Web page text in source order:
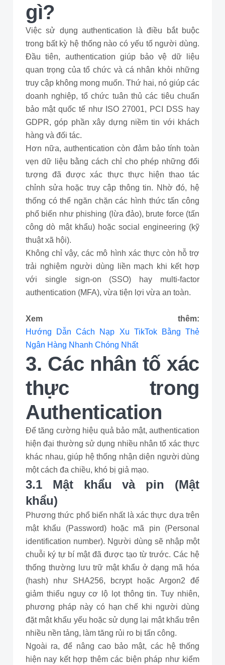
gì?
Việc sử dụng authentication là điều bắt buộc
trong bất kỳ hệ thống nào có yếu tố người dùng.
Đầu tiên, authentication giúp bảo vệ dữ liệu
quan trọng của tổ chức và cá nhân khỏi những
truy cập không mong muốn. Thứ hai, nó giúp các
doanh nghiệp, tổ chức tuân thủ các tiêu chuẩn
bảo mật quốc tế như ISO 27001, PCI DSS hay
GDPR, góp phần xây dựng niềm tin với khách
hàng và đối tác.
Hơn nữa, authentication còn đảm bảo tính toàn
vẹn dữ liệu bằng cách chỉ cho phép những đối
tượng đã được xác thực thực hiện thao tác
chỉnh sửa hoặc truy cập thông tin. Nhờ đó, hệ
thống có thể ngăn chặn các hình thức tấn công
phổ biến như phishing (lừa đảo), brute force (tấn
công dò mật khẩu) hoặc social engineering (kỹ
thuật xã hội).
Không chỉ vậy, các mô hình xác thực còn hỗ trợ
trải nghiệm người dùng liền mạch khi kết hợp
với single sign-on (SSO) hay multi-factor
authentication (MFA), vừa tiện lợi vừa an toàn.
Xem thêm:
Hướng Dẫn Cách Nạp Xu TikTok Bằng Thẻ
Ngân Hàng Nhanh Chóng Nhất
3. Các nhân tố xác
thực trong
Authentication
Để tăng cường hiệu quả bảo mật, authentication
hiện đại thường sử dụng nhiều nhân tố xác thực
khác nhau, giúp hệ thống nhận diện người dùng
một cách đa chiều, khó bị giả mạo.
3.1 Mật khẩu và pin (Mật
khẩu)
Phương thức phổ biến nhất là xác thực dựa trên
mật khẩu (Password) hoặc mã pin (Personal
identification number). Người dùng sẽ nhập một
chuỗi ký tự bí mật đã được tạo từ trước. Các hệ
thống thường lưu trữ mật khẩu ở dạng mã hóa
(hash) như SHA256, bcrypt hoặc Argon2 để
giảm thiểu nguy cơ lộ lọt thông tin. Tuy nhiên,
phương pháp này có hạn chế khi người dùng
đặt mật khẩu yếu hoặc sử dụng lại mật khẩu trên
nhiều nền tảng, làm tăng rủi ro bị tấn công.
Ngoài ra, để nâng cao bảo mật, các hệ thống
hiện nay kết hợp thêm các biện pháp như kiểm